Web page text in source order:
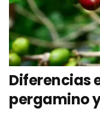
Diferencias
pergamino